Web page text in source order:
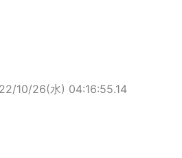
10/26(水) 04:16:55.14